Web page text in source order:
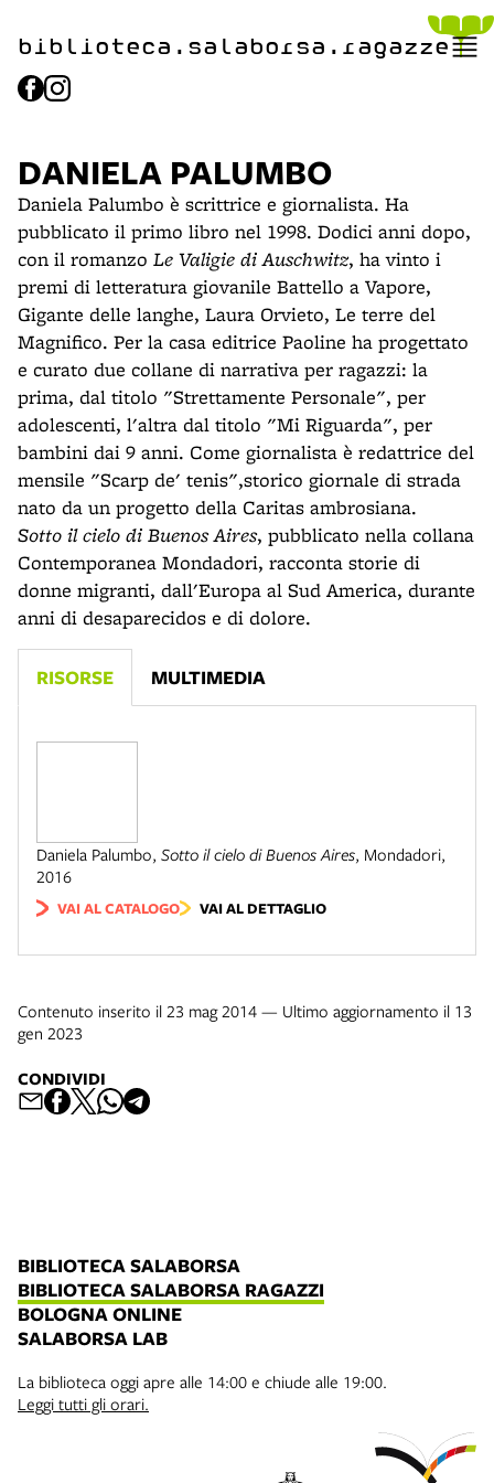
biblioteca.​salaborsa.ragazze
DANIELA PALUMBO
Daniela Palumbo è scrittrice e giornalista. Ha
pubblicato il primo libro nel 1998. Dodici anni dopo,
con il romanzo Le Valigie di Auschwitz, ha vinto i
premi di letteratura giovanile Battello a Vapore,
Gigante delle langhe, Laura Orvieto, Le terre del
Magnifico. Per la casa editrice Paoline ha progettato
e curato due collane di narrativa per ragazzi: la
prima, dal titolo "Strettamente Personale", per
adolescenti, l'altra dal titolo "Mi Riguarda", per
bambini dai 9 anni. Come giornalista è redattrice del
mensile "Scarp de' tenis",storico giornale di strada
nato da un progetto della Caritas ambrosiana.
Sotto il cielo di Buenos Aires, pubblicato nella collana
Contemporanea Mondadori, racconta storie di
donne migranti, dall'Europa al Sud America, durante
anni di desaparecidos e di dolore.
RISORSE MULTIMEDIA
Daniela Palumbo, Sotto il cielo di Buenos Aires, Mondadori,
2016
VAI AL CATALOGO VAI AL DETTAGLIO
Contenuto inserito il 23 mag 2014 — Ultimo aggiornamento il 13
gen 2023
CONDIVIDI
BIBLIOTECA SALABORSA
BIBLIOTECA SALABORSA RAGAZZI
BOLOGNA ONLINE
SALABORSA LAB
La biblioteca oggi apre alle 14:00 e chiude alle 19:00.
Leggi tutti gli orari.